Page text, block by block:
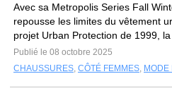
Avec sa Metropolis Series Fall
repousse les limites du vêtement
projet Urban Protection de 1999, la
Publié le 08 octobre 2025
CHAUSSURES, CÔTÉ FEMMES, MODE